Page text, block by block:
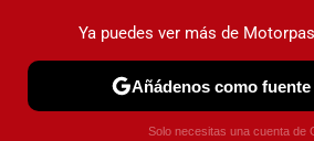
PRUEBAS COCHES ELÉCTRICOS
Ya puedes ver más de
Añádenos como
Solo necesitas una cuenta de